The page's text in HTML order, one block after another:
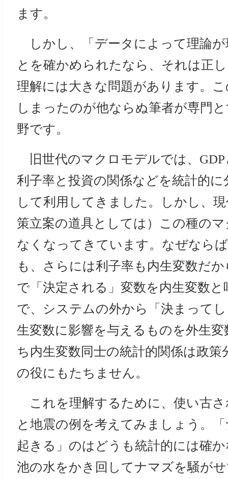
ます。
しかし、「データによって理論
とを確かめられたなら、それは正
理解には大きな問題があります。
しまったのが他ならぬ筆者が専門
野です。
旧世代のマクロモデルでは、GDP
利子率と投資の関係などを統計的
して利用してきました。しかし、
策立案の道具としては）この種の
なくなってきています。なぜなら
も、さらには利子率も内生変数だ
で「決定される」変数を内生変数
で、システムの外から「決まって
生変数に影響を与えるものを外生
ち内生変数同士の統計的関係は政
の役にもたちません。
これを理解するために、使い古
と地震の例を考えてみましょう。
起きる」のはどうも統計的には確
池の水をかき回してナマズを騒が